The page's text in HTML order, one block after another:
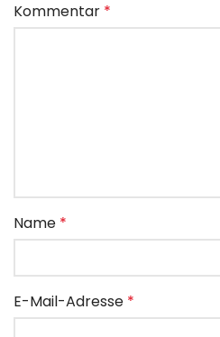
Kommentar *
Name *
E-Mail-Adresse *